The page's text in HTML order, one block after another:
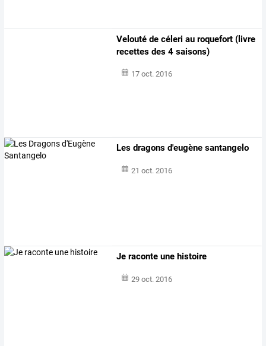
Velouté de céleri au roquefort (livre
recettes des 4 saisons)
17 oct. 2016
Les dragons d'eugène santangelo
21 oct. 2016
Je raconte une histoire
29 oct. 2016